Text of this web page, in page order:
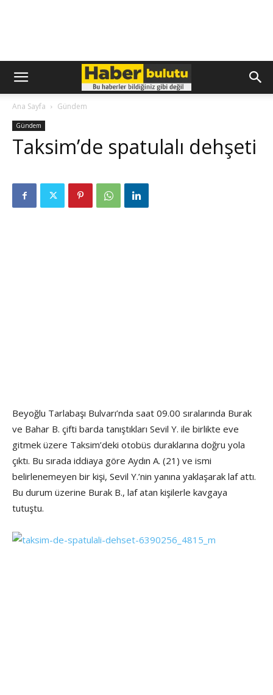
Ana Sayfa Gündem
Gündem
Taksim’de spatulalı dehşeti
Beyoğlu Tarlabaşı Bulvarı’nda saat 09.00 sıralarında Burak
ve Bahar B. çifti barda tanıştıkları Sevil Y. ile birlikte eve
gitmek üzere Taksim’deki otobüs duraklarına doğru yola
çıktı. Bu sırada iddiaya göre Aydın A. (21) ve ismi
belirlenemeyen bir kişi, Sevil Y.’nin yanına yaklaşarak laf attı.
Bu durum üzerine Burak B., laf atan kişilerle kavgaya
tutuştu.